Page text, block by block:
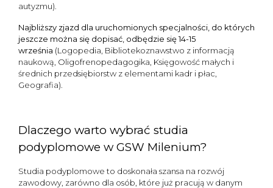
autyzmu).
Najbliższy zjazd dla uruchomionych specjalności, do których
jeszcze można się dopisać, odbędzie się 14-15
września (Logopedia, Bibliotekoznawstwo z informacją
naukową, Oligofrenopedagogika, Księgowość małych i
średnich przedsiębiorstw z elementami kadr i płac,
Geografia).
Dlaczego warto wybrać studia
podyplomowe w GSW Milenium?
Studia podyplomowe to doskonała szansa na rozwój
zawodowy, zarówno dla osób, które już pracują w danym